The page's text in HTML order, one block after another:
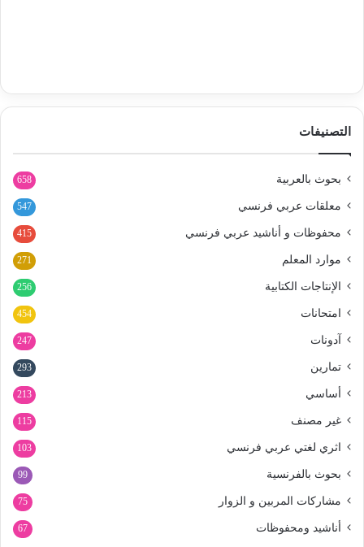
التصنيفات
بحوث بالعربية 658
معلقات عربي فرنسي 547
محفوظات و أناشيد عربي فرنسي 415
موارد المعلم 271
الإنتاجات الكتابية 256
امتحانات 454
آدونات 247
تمارين 293
أساسي 213
غير مصنف 115
اثري لغتي عربي فرنسي 103
بحوث بالفرنسية 99
مشاركات المربين و الزوار 75
أناشيد ومحفوظات 67